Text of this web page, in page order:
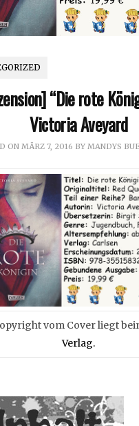
“Die rote
Victoria Aveyard
ON MÄRZ 7, 2016 BY MANDYS
vom Cover liegt
Verlag.